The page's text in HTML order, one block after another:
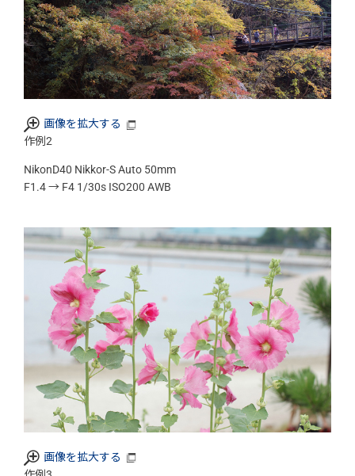
画像を拡大する
作例2
NikonD40 Nikkor-S Auto 50mm
F1.4 → F4 1/30s ISO200 AWB
画像を拡大する